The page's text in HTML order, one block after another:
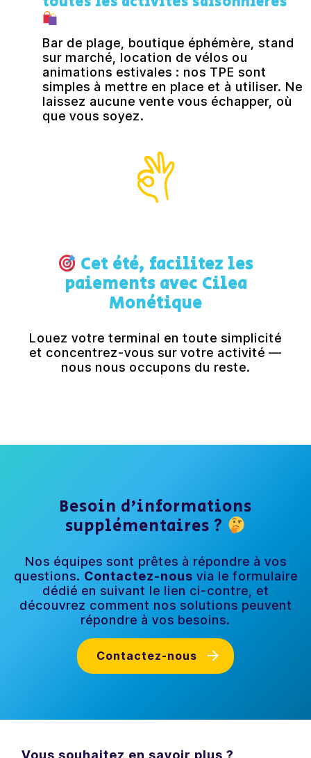
Bar de plage, boutique éphémère, stand
sur marché, location de vélos ou
animations estivales : nos TPE sont
simples à mettre en place et à utiliser. Ne
laissez aucune vente vous échapper, où
que vous soyez.
Cet été, facilitez les
paiements avec Cilea
Monétique
Louez votre terminal en toute simplicité
et concentrez-vous sur votre activité —
nous nous occupons du reste.
Besoin d’informations
supplémentaires ?
Nos équipes sont prêtes à répondre à vos
questions. Contactez-nous via le formulaire
dédié en suivant le lien ci-contre, et
découvrez comment nos solutions peuvent
répondre à vos besoins.
Contactez-nous
Vous souhaitez en savoir plus ?